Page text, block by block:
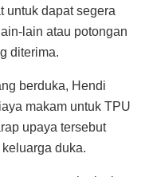
untuk dapat segera
lain atau potongan
diterima.
berduka, Hendi
makam untuk TPU
upaya tersebut
duka.